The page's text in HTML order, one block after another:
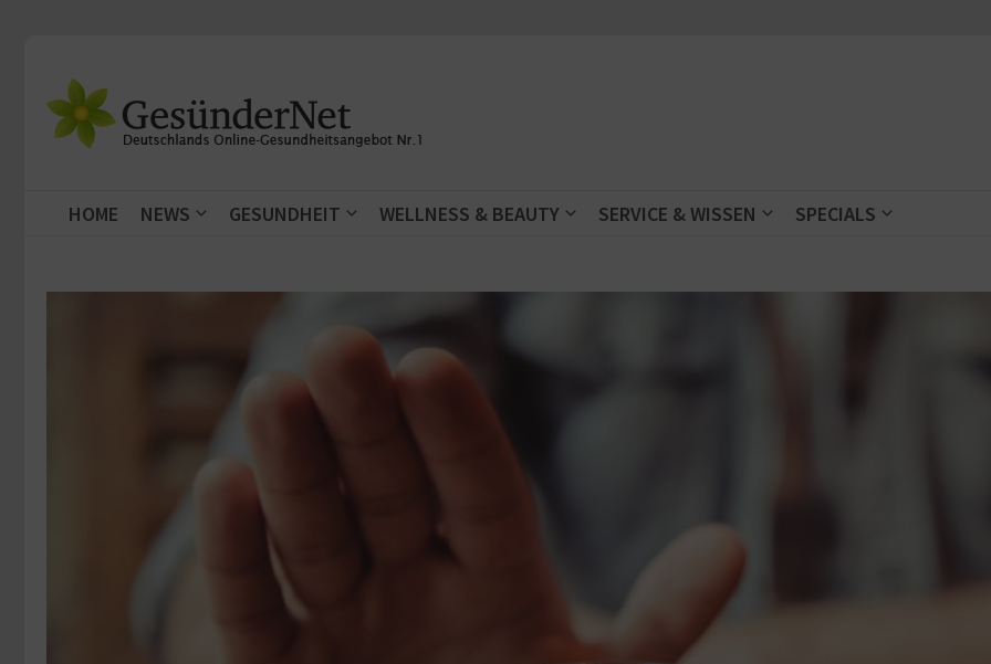
HOME NEWS GESUNDHEIT WELLNESS & BEAUTY SERVICE & WISSEN SPECIALS